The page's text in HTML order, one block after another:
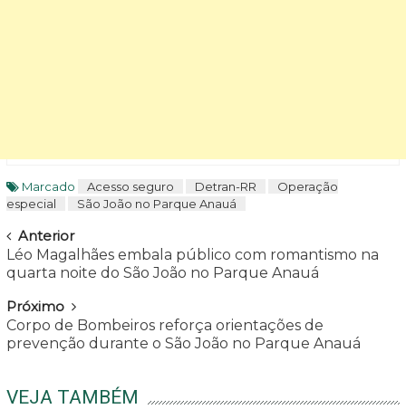
Marcado Acesso seguro Detran-RR
Operação
especial
São João no Parque Anauá
Navegar
Anterior
Léo Magalhães embala público com romantismo na
quarta noite do São João no Parque Anauá
Próximo
Corpo de Bombeiros reforça orientações de
prevenção durante o São João no Parque Anauá
VEJA TAMBÉM